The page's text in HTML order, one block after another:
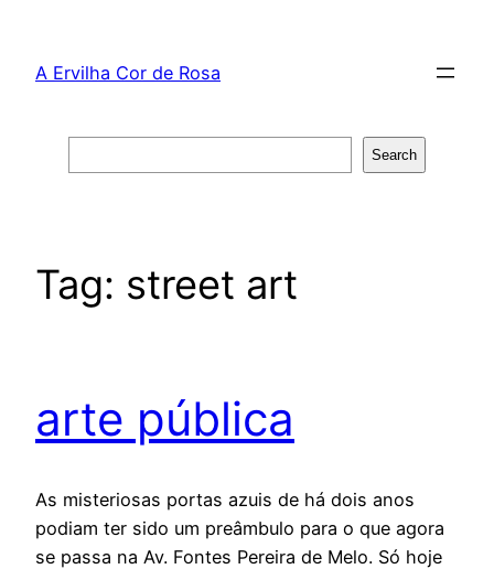
content
A Ervilha Cor de Rosa
Search
Tag: street art
arte pública
As misteriosas portas azuis de há dois anos
podiam ter sido um preâmbulo para o que agora
se passa na Av. Fontes Pereira de Melo. Só hoje